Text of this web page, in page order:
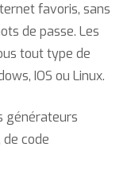
favoris, sans
de passe. Les
tout type de
IOS ou Linux.
générateurs
de code